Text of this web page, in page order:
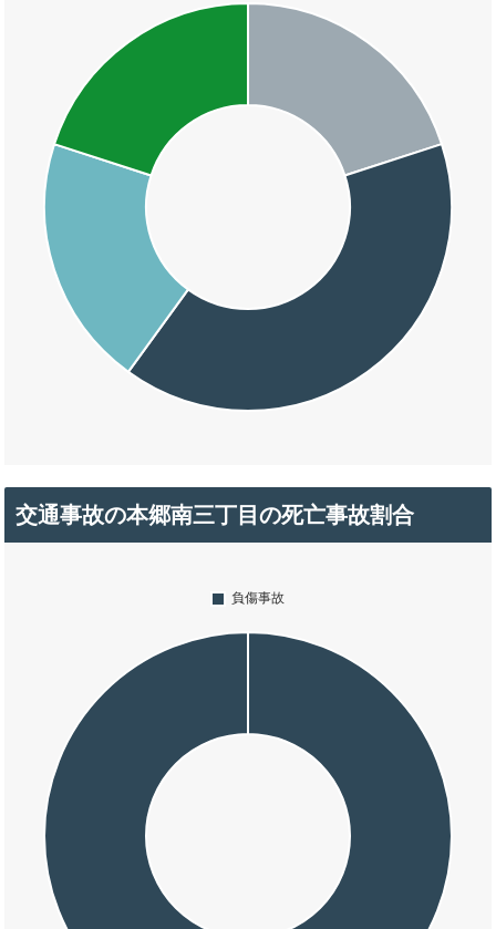
交通事故の本郷南三丁目の死亡事故割合